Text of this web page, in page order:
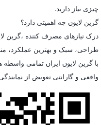
چیزی نیاز دارید.
گرین لایون چه اهمیتی دارد؟
درک نیازهای مصرف کننده ،گرین
طراحی، سبک و بهترین عملکرد،
با گرین لایون ایران تمامی
واقعی و گارانتی تعویض از